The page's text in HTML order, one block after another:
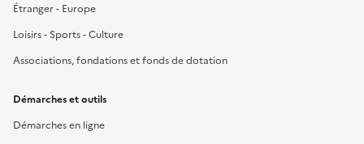
Étranger - Europe
Loisirs - Sports - Culture
Associations, fondations et fonds de dotation
Démarches et outils
Démarches en ligne